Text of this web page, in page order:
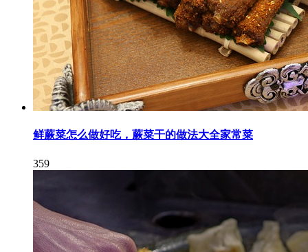
鲜蕨菜怎么做好吃，蕨菜干的做法大全家常菜
359